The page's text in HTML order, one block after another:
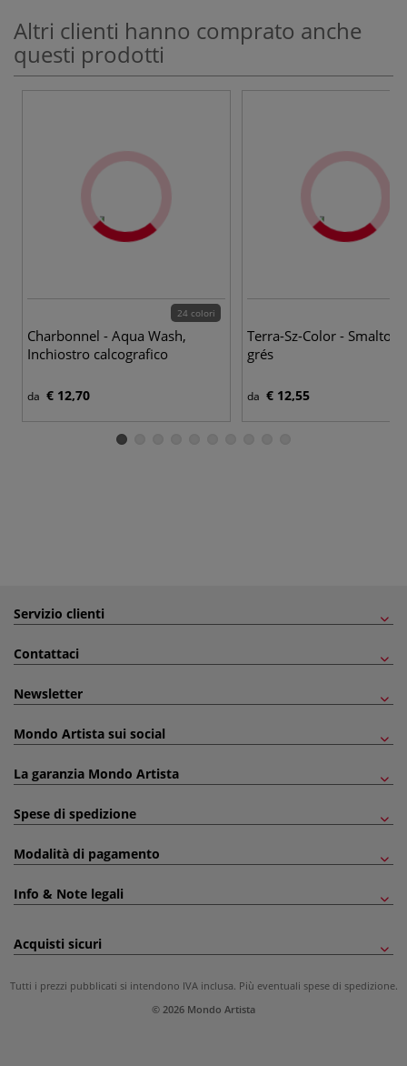
Altri clienti hanno comprato anche
questi prodotti
24 colori
Charbonnel - Aqua Wash,
Inchiostro calcografico
da € 12,70
Terra-Sz-Color - Smalto
grés
da € 12,55
Servizio clienti
Contattaci
Newsletter
Mondo Artista sui social
La garanzia Mondo Artista
Spese di spedizione
Modalità di pagamento
Info & Note legali
Acquisti sicuri
Tutti i prezzi pubblicati si intendono IVA inclusa. Più eventuali spese di spedizione.
© 2026 Mondo Artista